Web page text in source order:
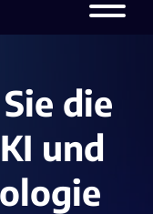
die
und